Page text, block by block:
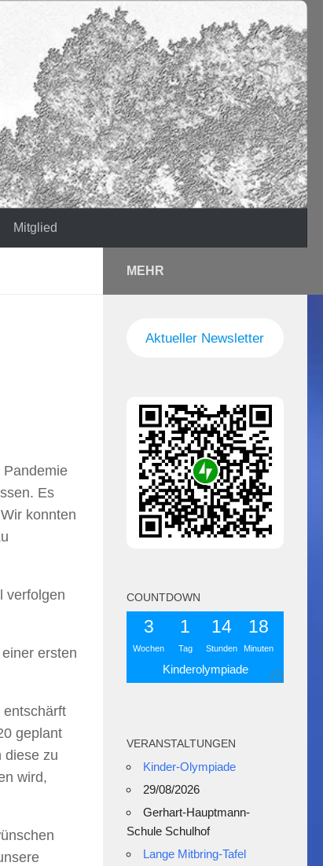
Mitglied
Es
konnten
verfolgen
ersten
entschärft
geplant
diese zu
wird,
MEHR
Aktueller Newsletter
COUNTDOWN
3
Wochen
1
Tag
14
Stunden
18
Minuten
Kinderolympiade
i
VERANSTALTUNGEN
Kinder-Olympiade
29/08/2026
Gerhart-Hauptmann-
Schule Schulhof
Lange Mitbring-Tafel